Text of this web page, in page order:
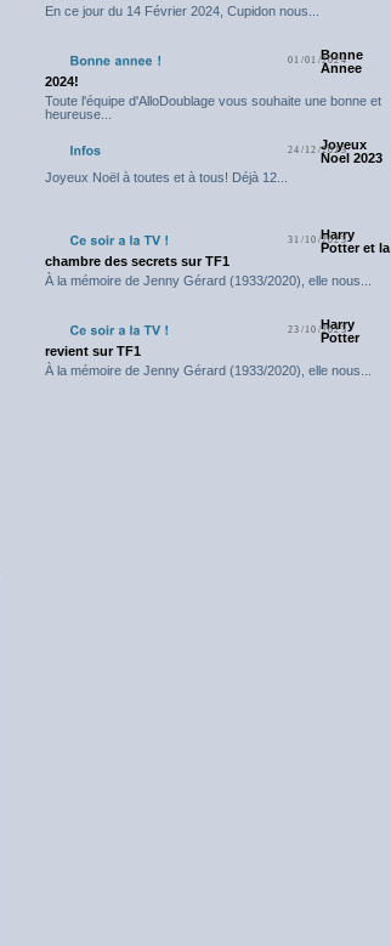
En ce jour du 14 Février 2024, Cupidon nous...
01/01/2024
Bonne
Annee
2024!
Toute l'équipe d'AlloDoublage vous souhaite une bonne et
heureuse...
24/12/2023
Joyeux
Noel 2023
Joyeux Noël à toutes et à tous! Déjà 12...
31/10/2023
Harry
Potter et la
chambre des secrets sur TF1
À la mémoire de Jenny Gérard (1933/2020), elle nous...
23/10/2023
Harry
Potter
revient sur TF1
À la mémoire de Jenny Gérard (1933/2020), elle nous...